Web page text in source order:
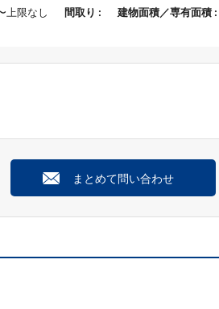
上限なし 間取り : 建物面積／専有面積 :
まとめて問い合わせ